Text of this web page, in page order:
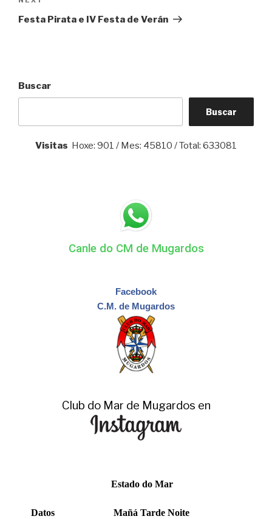
Post
Festa Pirata e IV Festa de Verán
Buscar
Buscar
Visitas Hoxe: 901 / Mes: 45810 / Total: 633081
Canle do CM de Mugardos
Facebook
C.M. de Mugardos
Club do Mar de Mugardos en